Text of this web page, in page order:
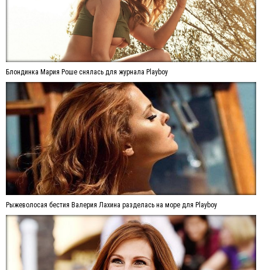
Блондинка Мария Роше снялась для журнала Playboy
Рыжеволосая бестия Валерия Лахина разделась на море для Playboy